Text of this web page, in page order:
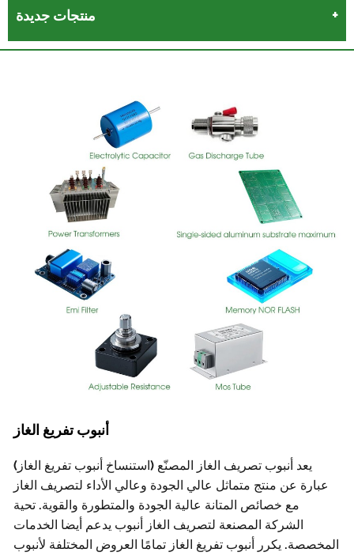
منتجات جديدة
أنبوب تفريغ الغاز
يعد أنبوب تصريف الغاز المصنّع (استنساخ أنبوب تفريغ الغاز)
عن منتج متماثل عالي الجودة وعالي الأداء لتصريف الغاز
مع خصائص المتانة عالية الجودة والمتطورة والقوية. تحية
الشركة المصنعة لتصريف الغاز أنبوب يدعم أيضا الخدمات
يكرر أنبوب تفريغ الغاز تمامًا العروض المختلفة لأنبوب